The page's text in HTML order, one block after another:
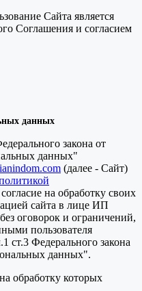
Сайта является
Соглашения и согласием
данных
закона от
данных"
(далее - Сайт)
на обработку своих
сайта в лице ИП
оговорок и ограничений,
пользователя
ст.3 Федерального закона
данных".
обработку которых